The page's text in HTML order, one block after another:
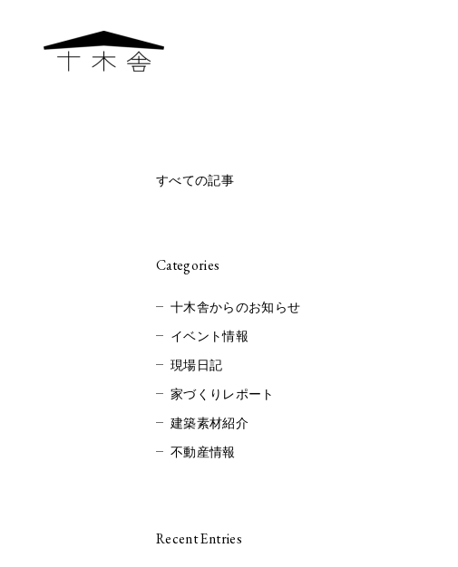
すべての記事
Categories
十木舎からのお知らせ
イベント情報
現場日記
家づくりレポート
建築素材紹介
不動産情報
Recent Entries